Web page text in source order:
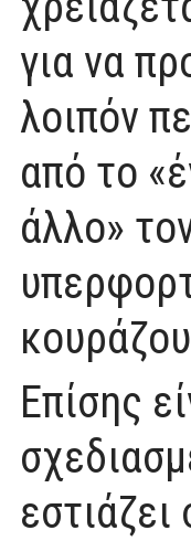
για να
λοιπόν
από το
άλλο»
Επίσης